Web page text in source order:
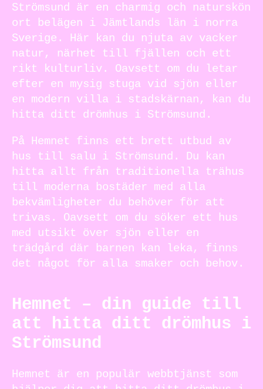
Strömsund är en charmig och naturskön
ort belägen i Jämtlands län i norra
Sverige. Här kan du njuta av vacker
natur, närhet till fjällen och ett
rikt kulturliv. Oavsett om du letar
efter en mysig stuga vid sjön eller
en modern villa i stadskärnan, kan du
hitta ditt drömhus i Strömsund.
På Hemnet finns ett brett utbud av
hus till salu i Strömsund. Du kan
hitta allt från traditionella trähus
till moderna bostäder med alla
bekvämligheter du behöver för att
trivas. Oavsett om du söker ett hus
med utsikt över sjön eller en
trädgård där barnen kan leka, finns
det något för alla smaker och behov.
Hemnet – din guide till
att hitta ditt drömhus i
Strömsund
Hemnet är en populär webbtjänst som